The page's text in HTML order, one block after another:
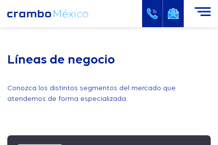
Líneas de negocio
Conozca los distintos segmentos del mercado que
atendemos de forma especializada.